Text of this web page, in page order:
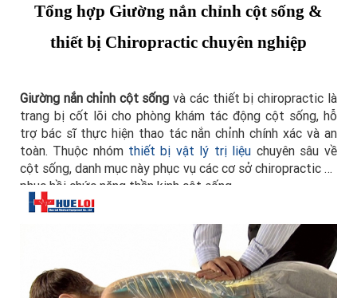
Tổng hợp Giường nắn chỉnh cột sống &
thiết bị Chiropractic chuyên nghiệp
Giường nắn chỉnh cột sống và các thiết bị chiropractic là
trang bị cốt lõi cho phòng khám tác động cột sống, hỗ
trợ bác sĩ thực hiện thao tác nắn chỉnh chính xác và an
toàn. Thuộc nhóm thiết bị vật lý trị liệu chuyên sâu về
cột sống, danh mục này phục vụ các cơ sở chiropractic và
phục hồi chức năng thần kinh cột sống.